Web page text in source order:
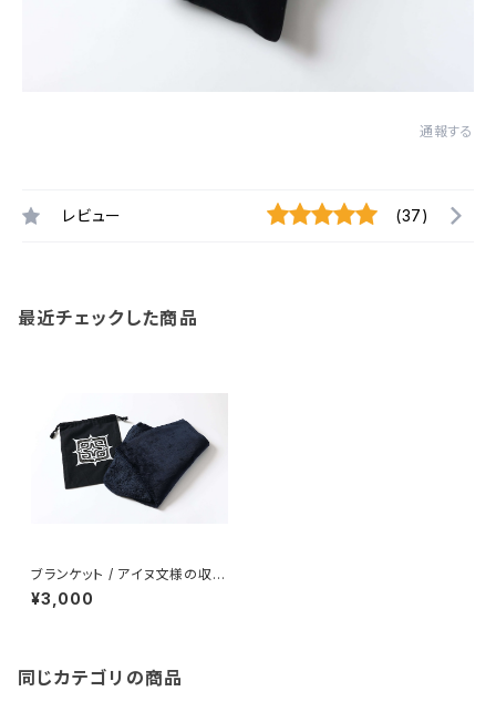
通報する
レビュー (37)
最近チェックした商品
ブランケット / アイヌ文様の収納
袋付
¥3,000
同じカテゴリの商品